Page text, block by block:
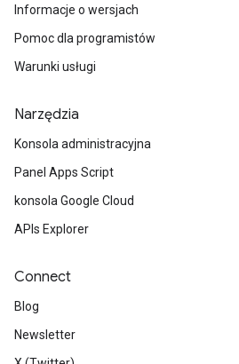
Informacje o wersjach
Pomoc dla programistów
Warunki usługi
Narzędzia
Konsola administracyjna
Panel Apps Script
konsola Google Cloud
APIs Explorer
Connect
Blog
Newsletter